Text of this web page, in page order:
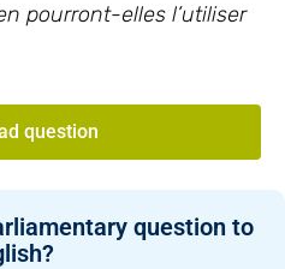
pourront-elles l’utiliser
question
question to